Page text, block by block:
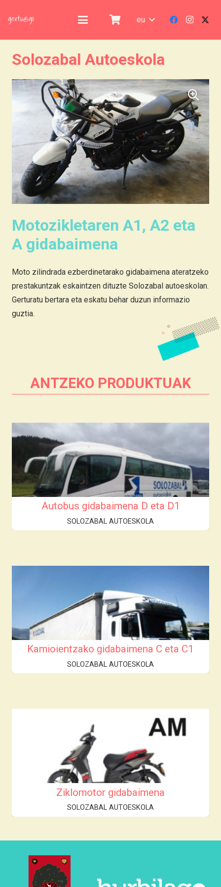
eu
Solozabal Autoeskola
Motozikletaren A1, A2 eta
A gidabaimena
Moto zilindrada ezberdinetarako gidabaimena ateratzeko
prestakuntzak eskaintzen dituzte Solozabal autoeskolan.
Gerturatu bertara eta eskatu behar duzun informazio
guztia.
ANTZEKO PRODUKTUAK
Autobus gidabaimena D eta D1
SOLOZABAL AUTOESKOLA
Kamioientzako gidabaimena C eta C1
SOLOZABAL AUTOESKOLA
Ziklomotor gidabaimena
SOLOZABAL AUTOESKOLA